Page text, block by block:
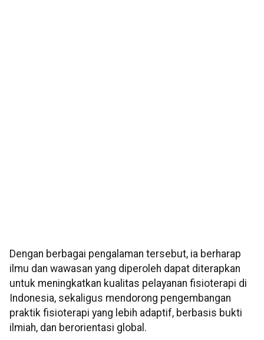
Dengan berbagai pengalaman tersebut, ia berharap
ilmu dan wawasan yang diperoleh dapat diterapkan
untuk meningkatkan kualitas pelayanan fisioterapi di
Indonesia, sekaligus mendorong pengembangan
praktik fisioterapi yang lebih adaptif, berbasis bukti
ilmiah, dan berorientasi global.